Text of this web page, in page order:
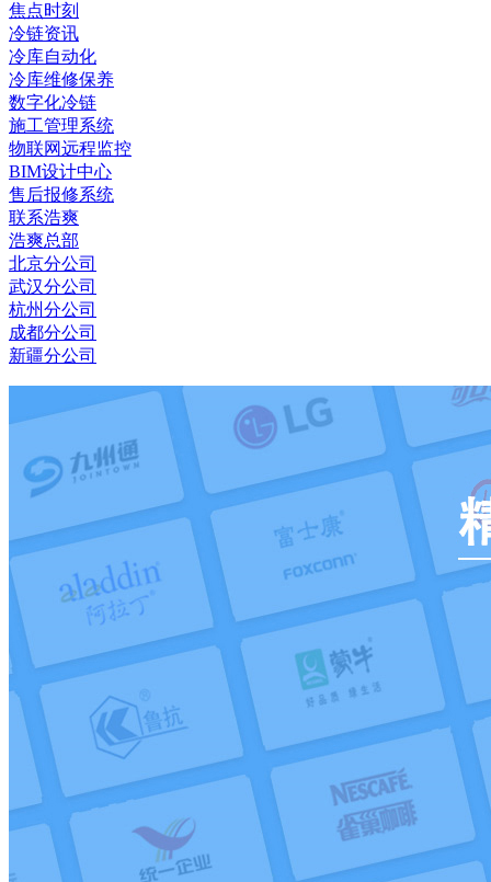
焦点时刻
冷链资讯
冷库自动化
冷库维修保养
数字化冷链
施工管理系统
物联网远程监控
BIM设计中心
售后报修系统
联系浩爽
浩爽总部
北京分公司
武汉分公司
杭州分公司
成都分公司
新疆分公司